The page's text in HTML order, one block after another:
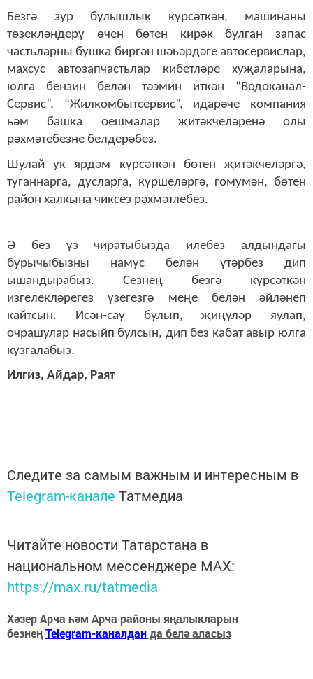
Безгә зур булышлык күрсәткән, машинаны
төзекләндерү өчен бөтен кирәк булган запас
частьларны бушка биргән шәһәрдәге автосервислар,
махсус автозапчастьлар кибетләре хуҗаларына,
юлга бензин белән тәэмин иткән “Водоканал-
Сервис”, “Жилкомбытсервис”, идарәче компания
һәм башка оешмалар җитәкчеләренә олы
рәхмәтебезне белдерәбез.
Шулай ук ярдәм күрсәткән бөтен җитәкчеләргә,
туганнарга, дусларга, күршеләргә, гомумән, бөтен
район халкына чиксез рәхмәтлебез.
Ә без үз чиратыбызда илебез алдындагы
бурычыбызны намус белән үтәрбез дип
ышандырабыз. Сезнең безгә күрсәткән
изгелекләрегез үзегезгә меңе белән әйләнеп
кайтсын. Исән-сау булып, җиңүләр яулап,
очрашулар насыйп булсын, дип без кабат авыр юлга
кузгалабыз.
Илгиз, Айдар, Раят
Следите за самым важным и интересным в
Telegram-канале Татмедиа
Читайте новости Татарстана в
национальном мессенджере MАХ:
https://max.ru/tatmedia
Хәзер Арча һәм Арча районы яңалыкларын
безнеңTelegram-каналданда белә аласыз